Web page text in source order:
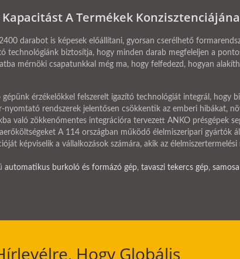
A Termékek
darabot is képesek előállítani, gyorsan cserélhető
technológiánk biztosítja, hogy minden darab megfeleljen a
mérnöki csapatunkkal még ma, hogy felfedezd, hogyan
érzékelőkkel felszerelt igazító technológiát integrál, hogy
nyomtató rendszerek jelentősen csökkentik az emberi hibákat,
való zökkenőmentes integrációra tervezett ANKO présgépek
A 114 országban működő élelmiszeripari gyártók
képviselik a vállalkozások számára, akik az
automatikus burkoló és formázó gép, tavaszi tekercs gép,
Hogy Globális